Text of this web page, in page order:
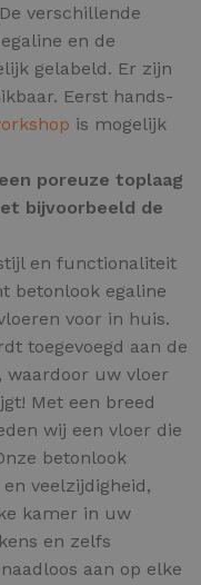
verschillende
en de
gelabeld. Er zijn
Eerst hands-
is mogelijk
poreuze toplaag
bijvoorbeeld de
en functionaliteit
betonlook egaline
voor in huis.
toegevoegd aan de
waardoor uw vloer
Met een breed
wij een vloer die
betonlook
veelzijdigheid,
kamer in uw
en zelfs
aan op elke